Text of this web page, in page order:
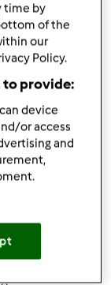
do zadnego
na konkretny
zwrotu kwoty
time by
of the
our
Policy.
to provide:
device
or access
and